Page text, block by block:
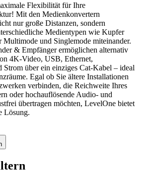
Flexibilität für Ihre
Mit den Medienkonvertern
nur große Distanzen, sondern
Medientypen wie Kupfer
Multimode und Singlemode miteinander.
& Empfänger ermöglichen alternativ
4K-Video, USB, Ethernet,
Strom über ein einziges Cat-Kabel – ideal
Egal ob Sie ältere Installationen
verbinden, die Reichweite Ihres
oder hochauflösende Audio- und
übertragen möchten, LevelOne bietet
Lösung.